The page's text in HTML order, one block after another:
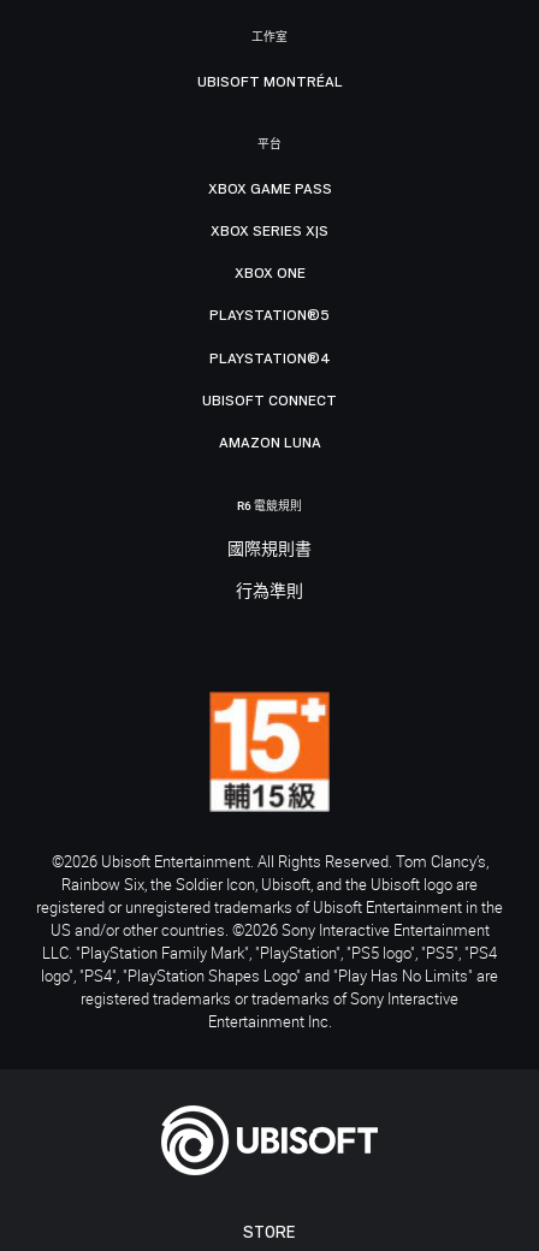
STORE
工作室
UBISOFT MONTRÉAL
平台
XBOX GAME PASS
XBOX SERIES X|S
XBOX ONE
PLAYSTATION®5
PLAYSTATION®4
UBISOFT CONNECT
AMAZON LUNA
R6 電競規則
國際規則書
行為準則
©2026 Ubisoft Entertainment. All Rights Reserved. Tom Clancy’s,
Rainbow Six, the Soldier Icon, Ubisoft, and the Ubisoft logo are
registered or unregistered trademarks of Ubisoft Entertainment in the
US and/or other countries. ©2026 Sony Interactive Entertainment
LLC. "PlayStation Family Mark", "PlayStation", "PS5 logo", "PS5", "PS4
logo", "PS4", "PlayStation Shapes Logo" and "Play Has No Limits" are
registered trademarks or trademarks of Sony Interactive
Entertainment Inc.